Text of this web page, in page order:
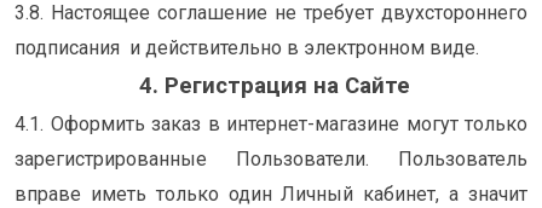
3.8. Настоящее соглашение не требует двухстороннего
подписания и действительно в электронном виде.
4. Регистрация на Сайте
4.1. Оформить заказ в интернет-магазине могут только
зарегистрированные Пользователи. Пользователь
вправе иметь только один Личный кабинет, а значит